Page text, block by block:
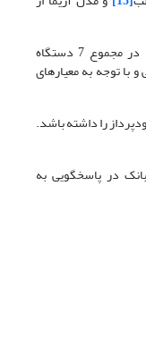
تعداد نمونه مورد مطالعه در این پژوهش که در مجموع 7 دستگاه
با توجه به معیارهای
خودپرداز را داشته باشد.
در پاسخگویی به